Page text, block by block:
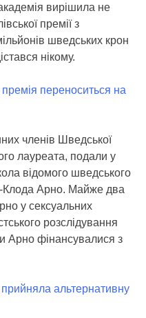
вирішила не
премії з
шведських крон
нікому.
премія переноситься на
членів Шведської
лауреата, подали у
відомого шведського
Арно. Майже два
у сексуальних
розслідування
Арно фінансувалися з
альтернативну